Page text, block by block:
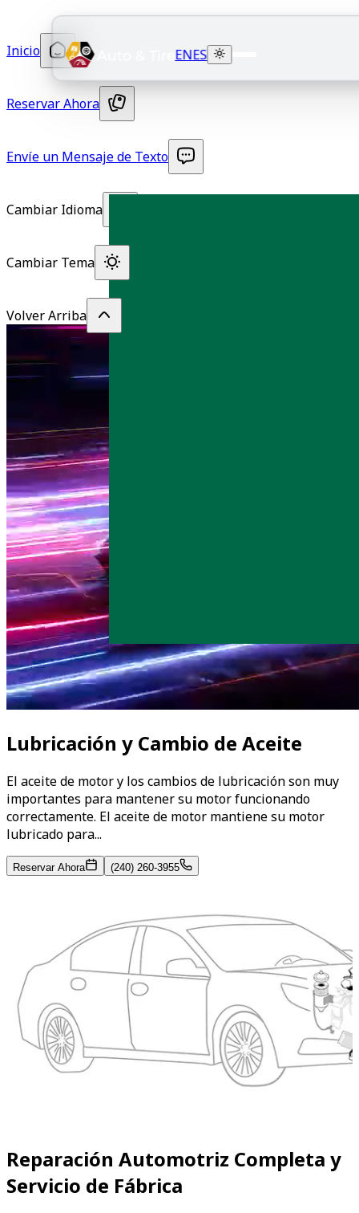
ENES
Inicio
Reservar Ahora
Envíe un Mensaje de Texto
Cambiar Idioma
Cambiar Tema
Volver Arriba
Lubricación y Cambio de Aceite
El aceite de motor y los cambios de lubricación son muy
importantes para mantener su motor funcionando
correctamente. El aceite de motor mantiene su motor
lubricado para...
Reservar Ahora (240) 260-3955
Reparación Automotriz Completa y
Servicio de Fábrica